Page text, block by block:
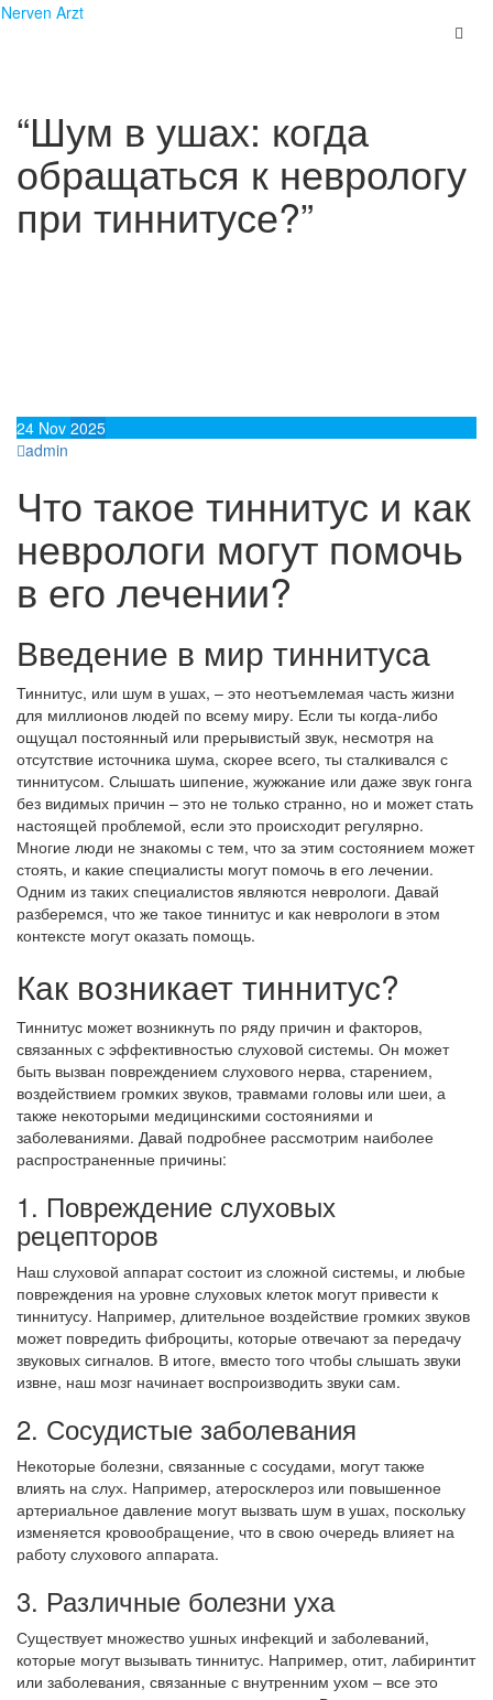
Skip
Nerven Arzt
“Шум в ушах: когда
обращаться к неврологу
при тиннитусе?”
24 Nov 2025
admin
Что такое тиннитус и как
неврологи могут помочь
в его лечении?
Введение в мир тиннитуса
Тиннитус, или шум в ушах, – это неотъемлемая часть жизни
для миллионов людей по всему миру. Если ты когда-либо
ощущал постоянный или прерывистый звук, несмотря на
отсутствие источника шума, скорее всего, ты сталкивался с
тиннитусом. Слышать шипение, жужжание или даже звук гонга
без видимых причин – это не только странно, но и может стать
настоящей проблемой, если это происходит регулярно.
Многие люди не знакомы с тем, что за этим состоянием может
стоять, и какие специалисты могут помочь в его лечении.
Одним из таких специалистов являются неврологи. Давай
разберемся, что же такое тиннитус и как неврологи в этом
контексте могут оказать помощь.
Как возникает тиннитус?
Тиннитус может возникнуть по ряду причин и факторов,
связанных с эффективностью слуховой системы. Он может
быть вызван повреждением слухового нерва, старением,
воздействием громких звуков, травмами головы или шеи, а
также некоторыми медицинскими состояниями и
заболеваниями. Давай подробнее рассмотрим наиболее
распространенные причины:
1. Повреждение слуховых
рецепторов
Наш слуховой аппарат состоит из сложной системы, и любые
повреждения на уровне слуховых клеток могут привести к
тиннитусу. Например, длительное воздействие громких звуков
может повредить фиброциты, которые отвечают за передачу
звуковых сигналов. В итоге, вместо того чтобы слышать звуки
извне, наш мозг начинает воспроизводить звуки сам.
2. Сосудистые заболевания
Некоторые болезни, связанные с сосудами, могут также
влиять на слух. Например, атеросклероз или повышенное
артериальное давление могут вызвать шум в ушах, поскольку
изменяется кровообращение, что в свою очередь влияет на
работу слухового аппарата.
3. Различные болезни уха
Существует множество ушных инфекций и заболеваний,
которые могут вызывать тиннитус. Например, отит, лабиринтит
или заболевания, связанные с внутренним ухом – все это